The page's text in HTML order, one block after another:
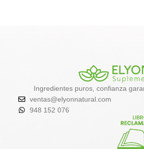
Ingredientes puros, confianza
ventas@elyonnatural.com
948 152 076